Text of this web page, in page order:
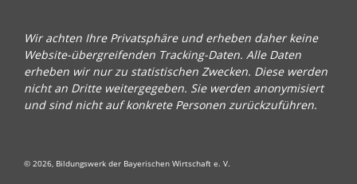
Wir achten Ihre Privatsphäre und erheben daher keine
Website-übergreifenden Tracking-Daten. Alle Daten
erheben wir nur zu statistischen Zwecken. Diese werden
nicht an Dritte weitergegeben. Sie werden anonymisiert
und sind nicht auf konkrete Personen zurückzuführen.
© 2026, Bildungswerk der Bayerischen Wirtschaft e. V.